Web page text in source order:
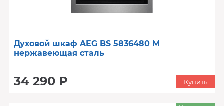
Духовой шкаф AEG BS 5836480 M
нержавеющая сталь
34 290 Р Купить